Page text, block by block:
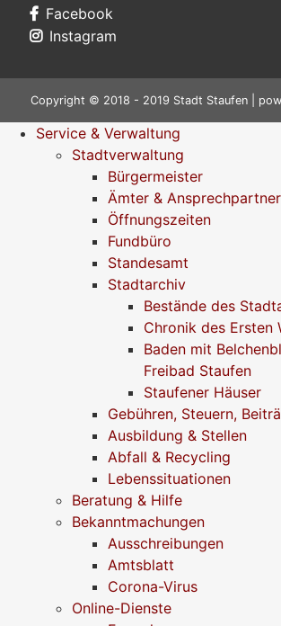
Facebook
Instagram
Copyright © 2018 - 2019 Stadt Staufen |
Service & Verwaltung
Stadtverwaltung
Bürgermeister
Ämter & Ansprechpartner
Öffnungszeiten
Fundbüro
Standesamt
Stadtarchiv
Bestände des
Chronik des Ersten
Baden mit
Freibad Staufen
Staufener Häuser
Gebühren, Steuern,
Ausbildung & Stellen
Abfall & Recycling
Lebenssituationen
Beratung & Hilfe
Bekanntmachungen
Ausschreibungen
Amtsblatt
Corona-Virus
Online-Dienste